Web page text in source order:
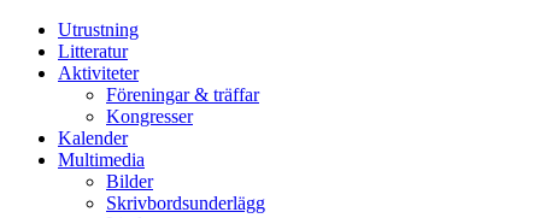
Utrustning
Litteratur
Aktiviteter
Föreningar & träffar
Kongresser
Kalender
Multimedia
Bilder
Skrivbordsunderlägg